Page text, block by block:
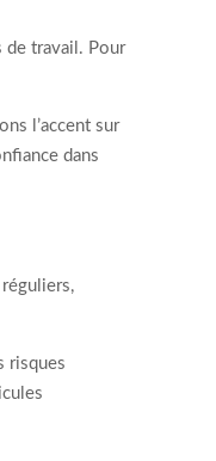
de travail. Pour
l’accent sur
dans
risques